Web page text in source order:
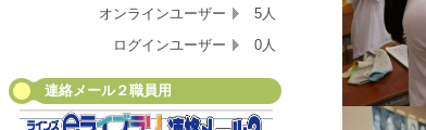
オンラインユーザー
5人
ログインユーザー
0人
連絡メール２職員用